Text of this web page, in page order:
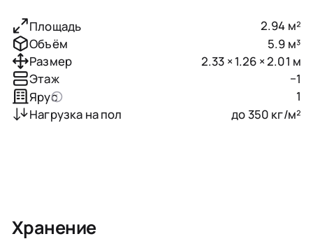
Площадь
2.94 м²
Объём
5.9 м³
Размер
2.33 × 1.26 × 2.01 м
Этаж
−1
Ярус
1
Нагрузка на пол
до 350 кг/м²
Хранение